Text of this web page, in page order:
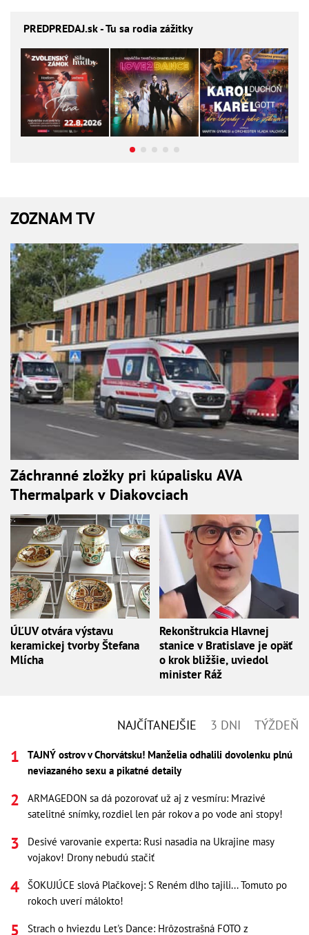
PREDPREDAJ.sk - Tu sa rodia zážitky
ZOZNAM TV
Záchranné zložky pri kúpalisku AVA
Thermalpark v Diakovciach
ÚĽUV otvára výstavu
keramickej tvorby Štefana
Mlícha
Rekonštrukcia Hlavnej
stanice v Bratislave je opäť
o krok bližšie, uviedol
minister Ráž
NAJČÍTANEJŠIE 3 DNI TÝŽDEŇ
TAJNÝ ostrov v Chorvátsku! Manželia odhalili dovolenku plnú
neviazaného sexu a pikatné detaily
ARMAGEDON sa dá pozorovať už aj z vesmíru: Mrazivé
satelitné snímky, rozdiel len pár rokov a po vode ani stopy!
Desivé varovanie experta: Rusi nasadia na Ukrajine masy
vojakov! Drony nebudú stačiť
ŠOKUJÚCE slová Plačkovej: S Reném dlho tajili... Tomuto po
rokoch uverí málokto!
Strach o hviezdu Let's Dance: Hrôzostrašná FOTO z